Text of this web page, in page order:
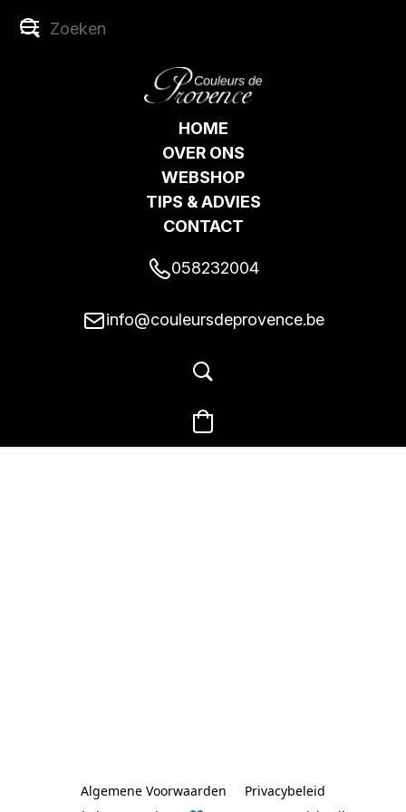
HOME
OVER ONS
WEBSHOP
TIPS & ADVIES
CONTACT
058232004
info@couleursdeprovence.be
Algemene Voorwaarden
Privacybeleid